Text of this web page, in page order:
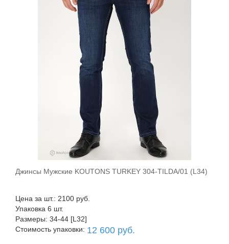
В корзину
Джинсы Мужские KOUTONS TURKEY 304-TILDA/01 (L34)
Цена за шт.: 2100 руб.
Упаковка 6 шт.
Размеры: 34-44 [L32]
Стоимость упаковки: 12 600 руб.